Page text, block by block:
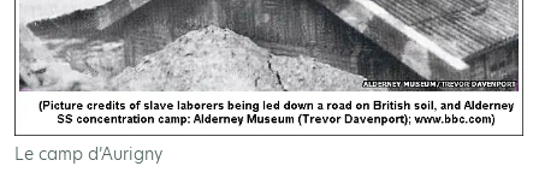
Le camp d’Aurigny